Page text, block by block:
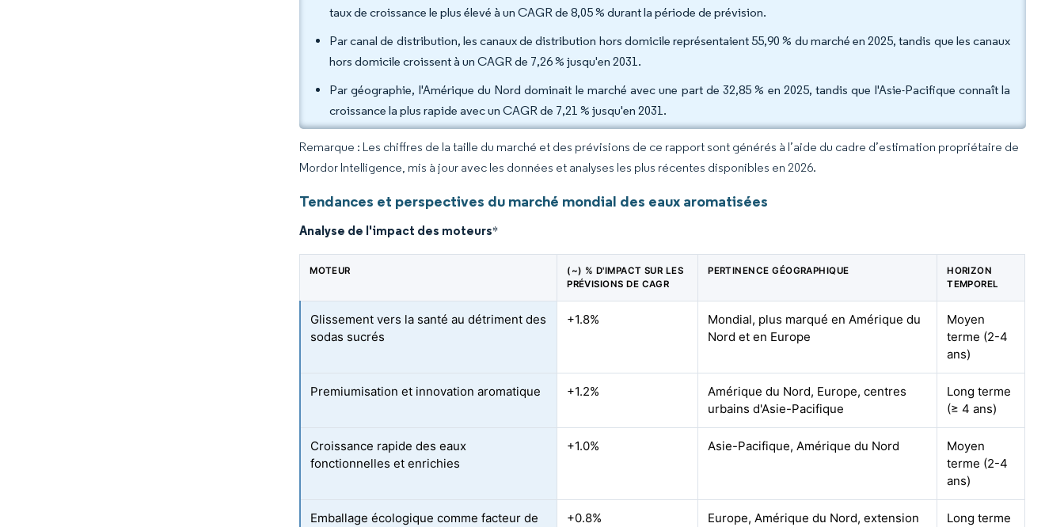
taux de croissance le plus élevé à un CAGR de 8,05 % durant la période de prévision.
Par canal de distribution, les canaux de distribution hors domicile représentaient 55,90 % du marché en 2025, tandis que les canaux
hors domicile croissent à un CAGR de 7,26 % jusqu'en 2031.
Par géographie, l'Amérique du Nord dominait le marché avec une part de 32,85 % en 2025, tandis que l'Asie-Pacifique connaît la
croissance la plus rapide avec un CAGR de 7,21 % jusqu'en 2031.
Remarque : Les chiffres de la taille du marché et des prévisions de ce rapport sont générés à l’aide du cadre d’estimation propriétaire de
Mordor Intelligence, mis à jour avec les données et analyses les plus récentes disponibles en 2026.
Tendances et perspectives du marché mondial des eaux aromatisées
Analyse de l'impact des moteurs*
MOTEUR
(~) % D'IMPACT SUR LES
PRÉVISIONS DE CAGR
PERTINENCE GÉOGRAPHIQUE
HORIZON
TEMPOREL
Glissement vers la santé au détriment des
sodas sucrés
+1.8%
Mondial, plus marqué en Amérique du
Nord et en Europe
Moyen
terme (2-4
ans)
Premiumisation et innovation aromatique +1.2%
Amérique du Nord, Europe, centres
urbains d'Asie-Pacifique
Long terme
(≥ 4 ans)
Croissance rapide des eaux
fonctionnelles et enrichies
+1.0% Asie-Pacifique, Amérique du Nord
Moyen
terme (2-4
ans)
Emballage écologique comme facteur de
+0.8%
Europe, Amérique du Nord, extension
Long terme